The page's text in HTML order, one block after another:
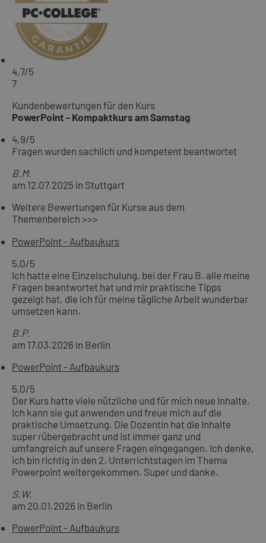
4,7/5
7
Kundenbewertungen für den Kurs
PowerPoint - Kompaktkurs am Samstag
4,9/5
Fragen wurden sachlich und kompetent beantwortet
B.M.
am 12.07.2025 in Stuttgart
Weitere Bewertungen für Kurse aus dem
Themenbereich >>>
PowerPoint - Aufbaukurs
5,0/5
Ich hatte eine Einzelschulung, bei der Frau B. alle meine
Fragen beantwortet hat und mir praktische Tipps
gezeigt hat, die ich für meine tägliche Arbeit wunderbar
umsetzen kann.
B.P.
am 17.03.2026 in Berlin
PowerPoint - Aufbaukurs
5,0/5
Der Kurs hatte viele nützliche und für mich neue Inhalte.
Ich kann sie gut anwenden und freue mich auf die
praktische Umsetzung. Die Dozentin hat die Inhalte
super rübergebracht und ist immer ganz und
umfangreich auf unsere Fragen eingegangen. Ich denke,
ich bin richtig in den 2. Unterrichtstagen im Thema
Powerpoint weitergekommen. Super und danke.
S.W.
am 20.01.2026 in Berlin
PowerPoint - Aufbaukurs